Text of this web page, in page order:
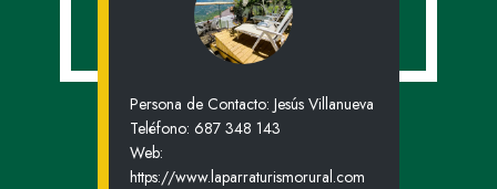
Persona de Contacto: Jesús Villanueva
Teléfono: ​​687 348 143
Web:
https://www.laparraturismorural.com